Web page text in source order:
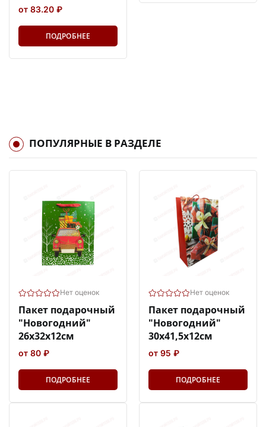
от 83.20 ₽
ПОДРОБНЕЕ
ПОПУЛЯРНЫЕ В РАЗДЕЛЕ
Нет оценок
Пакет подарочный
"Новогодний"
26х32х12см
от 80 ₽
ПОДРОБНЕЕ
Нет оценок
Пакет подарочный
"Новогодний"
30х41,5х12см
от 95 ₽
ПОДРОБНЕЕ